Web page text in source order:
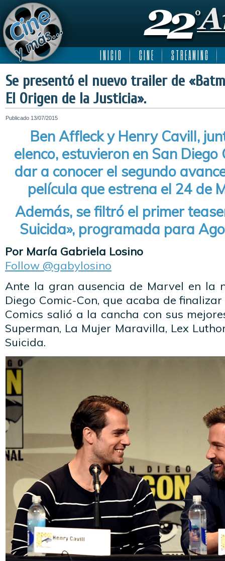
I N I C I O C I N E S T R E A M I N G
Se presentó el nuevo trailer de
El Origen de la Justicia».
Publicado 13/07/2015
Ben Affleck y Henry Cavill,
elenco, estuvieron en San
dar a conocer el segundo
película que estrena el 24 de
Además, se filtró el primer
Suicida», programada para
Por María Gabriela Losino
Follow @gabylosino
Ante la gran ausencia de Marvel en la
Diego Comic-Con, que acaba de
Comics salió a la cancha con sus
Superman, La Mujer Maravilla, Lex
Suicida.